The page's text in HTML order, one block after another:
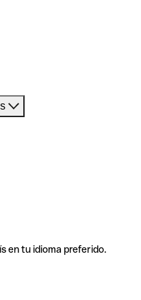
en tu idioma preferido.